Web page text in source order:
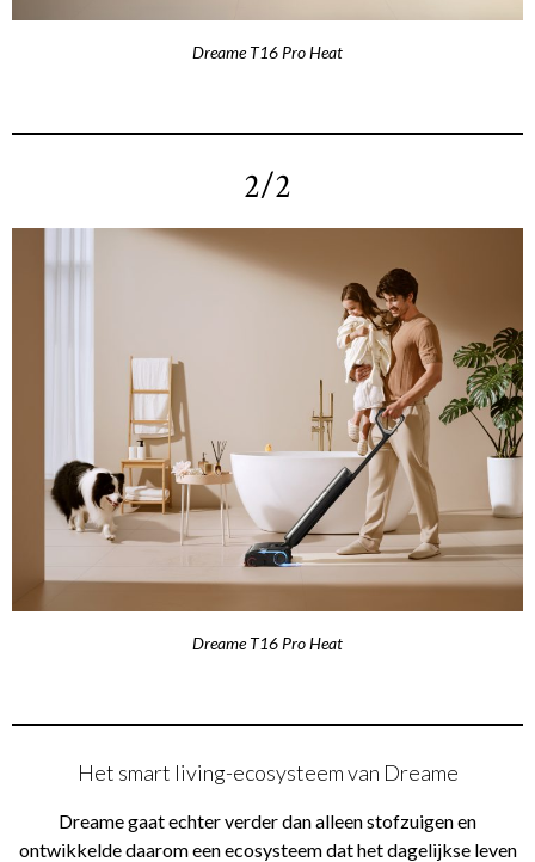
Dreame T16 Pro Heat
2/2
Dreame T16 Pro Heat
Het smart living-ecosysteem van Dreame
Dreame gaat echter verder dan alleen stofzuigen en
ontwikkelde daarom een ecosysteem dat het dagelijkse leven